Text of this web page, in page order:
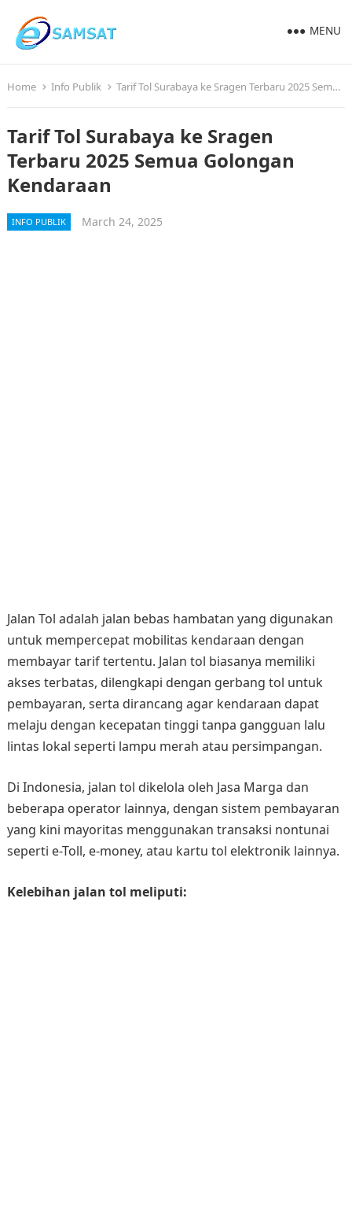
MENU
Home Info Publik Tarif Tol Surabaya ke Sragen Terbaru 2025 Semua Golongan Kendaraan
Tarif Tol Surabaya ke Sragen
Terbaru 2025 Semua Golongan
Kendaraan
INFO PUBLIK March 24, 2025
Jalan Tol adalah jalan bebas hambatan yang digunakan
untuk mempercepat mobilitas kendaraan dengan
membayar tarif tertentu. Jalan tol biasanya memiliki
akses terbatas, dilengkapi dengan gerbang tol untuk
pembayaran, serta dirancang agar kendaraan dapat
melaju dengan kecepatan tinggi tanpa gangguan lalu
lintas lokal seperti lampu merah atau persimpangan.
Di Indonesia, jalan tol dikelola oleh Jasa Marga dan
beberapa operator lainnya, dengan sistem pembayaran
yang kini mayoritas menggunakan transaksi nontunai
seperti e-Toll, e-money, atau kartu tol elektronik lainnya.
Kelebihan jalan tol meliputi: